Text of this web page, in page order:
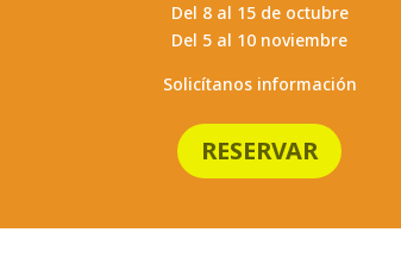
Del 8 al 15 de octubre
Del 5 al 10 noviembre
Solicítanos información
RESERVAR